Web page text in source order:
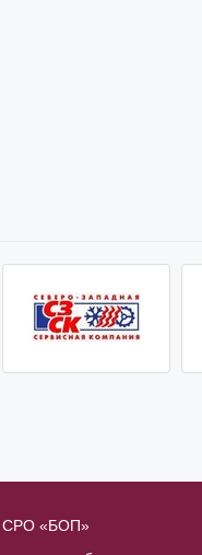
СРО «БОП»